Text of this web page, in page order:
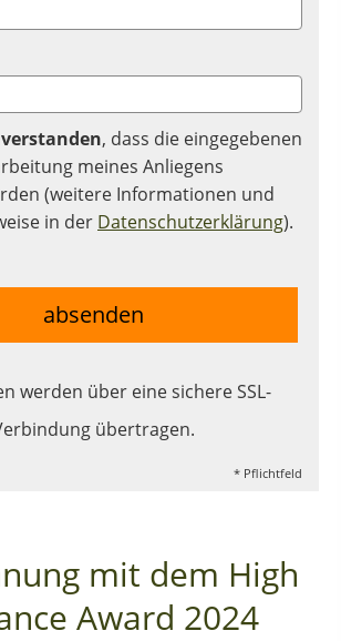
, dass die eingegebenen
meines Anliegens
(weitere Informationen und
in der Datenschutzerklärung).
absenden
werden über eine sichere SSL-
übertragen.
* Pflichtfeld
mit dem High
Award 2024